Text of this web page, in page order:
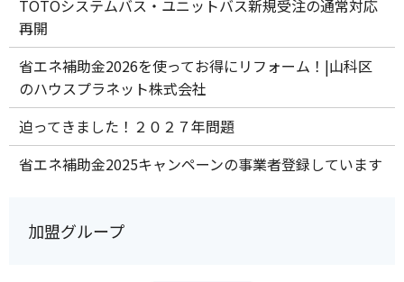
TOTOシステムバス・ユニットバス新規受注の通常対応
再開
省エネ補助金2026を使ってお得にリフォーム！|山科区
のハウスプラネット株式会社
迫ってきました！２０２７年問題
省エネ補助金2025キャンペーンの事業者登録しています
加盟グループ